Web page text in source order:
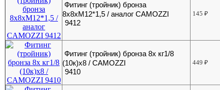
Фитинг (тройник) бронза
8x8xМ12*1,5 / аналог CAMOZZI
9412
145₽
Фитинг (тройник) бронза 8х кг1/8
(10к)х8 / CAMOZZI
9410
449₽